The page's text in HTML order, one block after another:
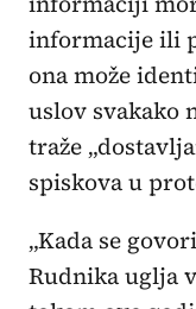
informacije ili
ona može
uslov svakako
traže
spiskova u
„Kada se
Rudnika uglja